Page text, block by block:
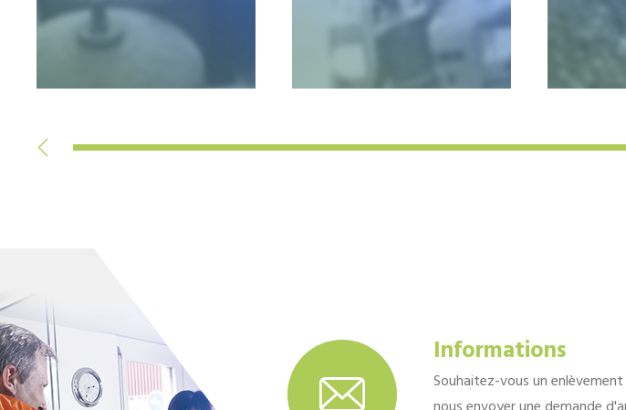
Informations
Souhaitez-vous un